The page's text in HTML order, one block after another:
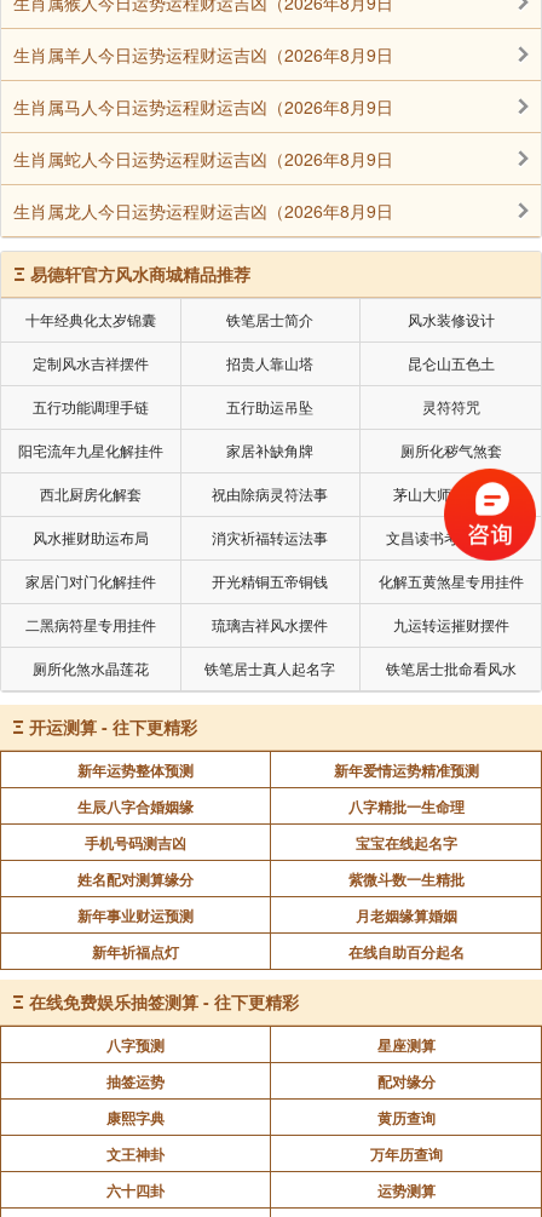
生肖属羊人今日运势运程财运吉凶（2026年8月9日
生肖属马人今日运势运程财运吉凶（2026年8月9日
生肖属蛇人今日运势运程财运吉凶（2026年8月9日
生肖属龙人今日运势运程财运吉凶（2026年8月9日
Ξ 易德轩官方风水商城精品推荐
十年经典化太岁锦囊 铁笔居士简介 风水装修设计
定制风水吉祥摆件 招贵人靠山塔 昆仑山五色土
五行功能调理手链 五行助运吊坠 灵符符咒
阳宅流年九星化解挂件 家居补缺角牌 厕所化秽气煞套
西北厨房化解套 祝由除病灵符法事 茅山大师风水挂画
风水摧财助运布局 消灾祈福转运法事 文昌读书考试风水局
家居门对门化解挂件 开光精铜五帝铜钱 化解五黄煞星专用挂件
二黑病符星专用挂件 琉璃吉祥风水摆件 九运转运摧财摆件
厕所化煞水晶莲花 铁笔居士真人起名字 铁笔居士批命看风水
Ξ 开运测算 - 往下更精彩
新年运势整体预测
新年爱情运势精准预测
生辰八字合婚姻缘
八字精批一生命理
手机号码测吉凶
宝宝在线起名字
姓名配对测算缘分
紫微斗数一生精批
新年事业财运预测
月老姻缘算婚姻
新年祈福点灯
在线自助百分起名
Ξ 在线免费娱乐抽签测算 - 往下更精彩
八字预测
星座测算
抽签运势
配对缘分
康熙字典
黄历查询
文王神卦
万年历查询
六十四卦
运势测算